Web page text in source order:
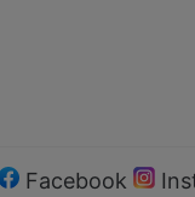
Facebook